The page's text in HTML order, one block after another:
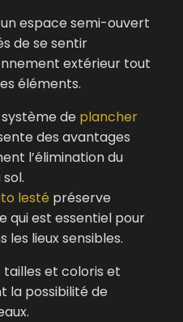
espace semi-ouvert
de se sentir
extérieur tout
éléments.
de plancher
des avantages
l’élimination du
lesté préserve
qui est essentiel pour
les lieux sensibles.
tailles et coloris et
la possibilité de